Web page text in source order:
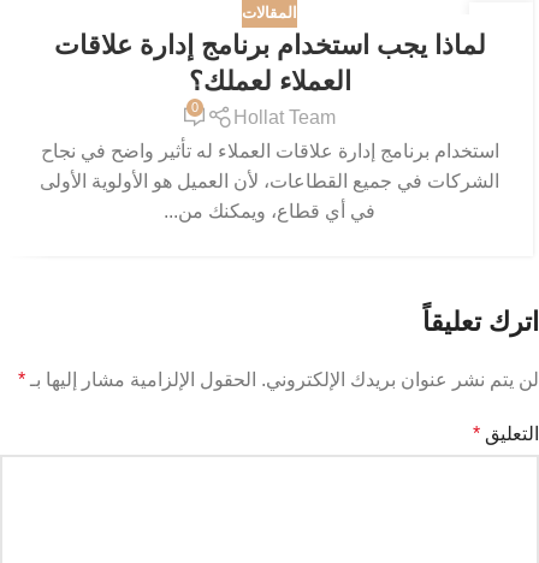
المقالات
لماذا يجب استخدام برنامج إدارة علاقات
العملاء لعملك؟
Hollat Team
0
استخدام برنامج إدارة علاقات العملاء له تأثير واضح في نجاح
الشركات في جميع القطاعات، لأن العميل هو الأولوية الأولى
في أي قطاع، ويمكنك من...
اترك تعليقاً
لن يتم نشر عنوان بريدك الإلكتروني. الحقول الإلزامية مشار إليها بـ *
التعليق *